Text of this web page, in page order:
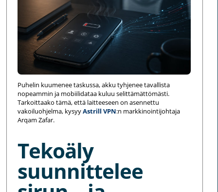
Puhelin kuumenee taskussa, akku tyhjenee tavallista
nopeammin ja mobiilidataa kuluu selittämättömästi.
Tarkoittaako tämä, että laitteeseen on asennettu
vakoiluohjelma, kysyyAstrill VPN:n markkinointijohtaja
Arqam Zafar.
Tekoäly
suunnittelee